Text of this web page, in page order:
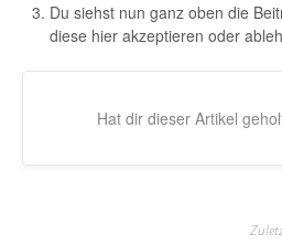
Du siehst nun ganz oben die
diese hier akzeptieren oder
Hat dir dieser Artikel